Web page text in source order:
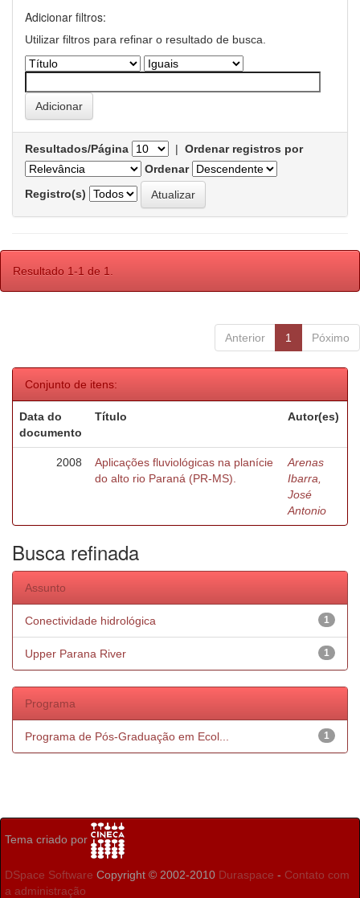
Adicionar filtros:
Utilizar filtros para refinar o resultado de busca.
Resultados/Página | Ordenar registros por
Ordenar
Registro(s)
Resultado 1-1 de 1.
Anterior 1 Póximo
Conjunto de itens:
Data do
documento
Título Autor(es)
2008
Aplicações fluviológicas na planície
do alto rio Paraná (PR-MS).
Arenas
Ibarra,
José
Antonio
Busca refinada
Assunto
1
Conectividade hidrológica
1
Upper Parana River
Programa
1
Programa de Pós-Graduação em Ecol...
Tema criado por
DSpace Software Copyright © 2002-2010 Duraspace - Contato com
a administração